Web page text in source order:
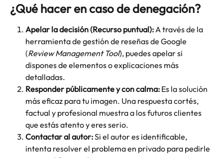
¿Qué hacer en caso de denegación?
Apelar la decisión (Recurso puntual): A través de la
herramienta de gestión de reseñas de Google
(Review Management Tool), puedes apelar si
dispones de elementos o explicaciones más
detalladas.
Responder públicamente y con calma: Es la solución
más eficaz para tu imagen. Una respuesta cortés,
factual y profesional muestra a los futuros clientes
que estás atento y eres serio.
Contactar al autor: Si el autor es identificable,
intenta resolver el problema en privado para pedirle